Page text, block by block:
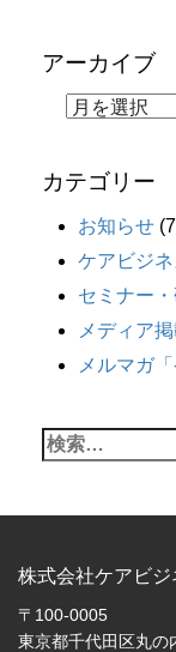
アーカイブ
カテゴリー
お知らせ
ケアビジ
セミナー
メディア
メルマガ
株式会社ケアビ
〒100-0005
東京都千代田区丸の